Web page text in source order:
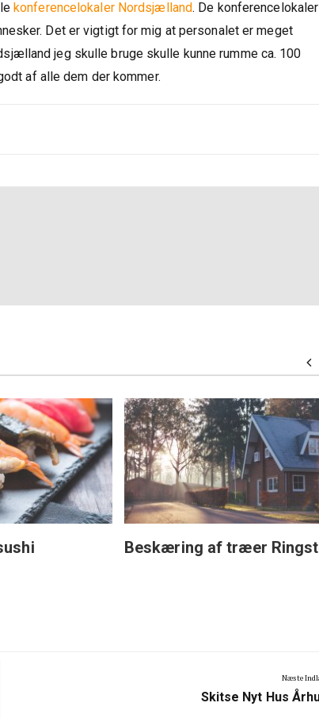
konferencelokaler Nordsjælland. De
Det er vigtigt for mig at personalet er meget
jeg skulle bruge skulle kunne rumme ca. 100
af alle dem der kommer.
Beskæring af træer
Næste
Next
Skitse Nyt Hus